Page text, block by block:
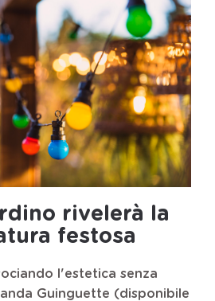
rivelerà la
festosa
l'estetica senza
Guinguette (disponibile